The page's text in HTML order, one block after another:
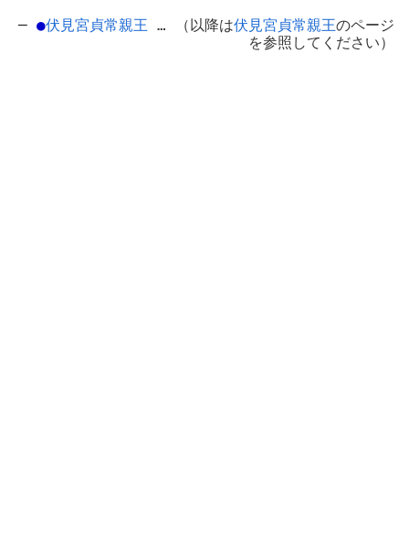
─ ●伏見宮貞常親王 … （以降は伏見宮貞常親王のページ
を参照してください）